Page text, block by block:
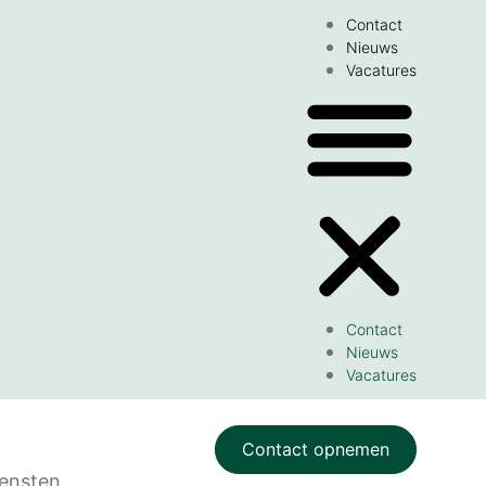
Contact
Nieuws
Vacatures
Contact
Nieuws
Vacatures
Contact opnemen